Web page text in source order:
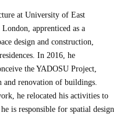
at University of East
apprenticed as a
design and construction,
In 2016, he
the YADOSU Project,
and renovation of buildings.
he relocated his activities to
is responsible for spatial design